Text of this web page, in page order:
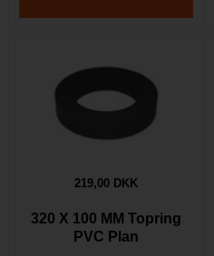
219,00 DKK
320 X 100 MM Topring
PVC Plan